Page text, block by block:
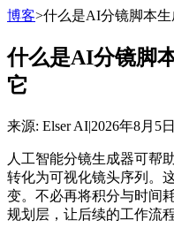
博客>什么是AI分镜脚本
什么是AI分镜脚
它
来源: Elser AI|2026年8月5日
人工智能分镜生成器可帮
转化为可视化镜头序列。
变。不必再将积分与时间
规划层，让后续的工作流